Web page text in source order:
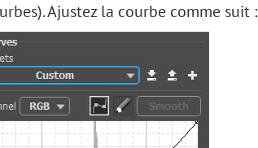
Ajustez la courbe comme suit :